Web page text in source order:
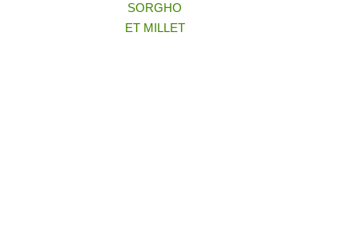
SORGHO
ET MILLET